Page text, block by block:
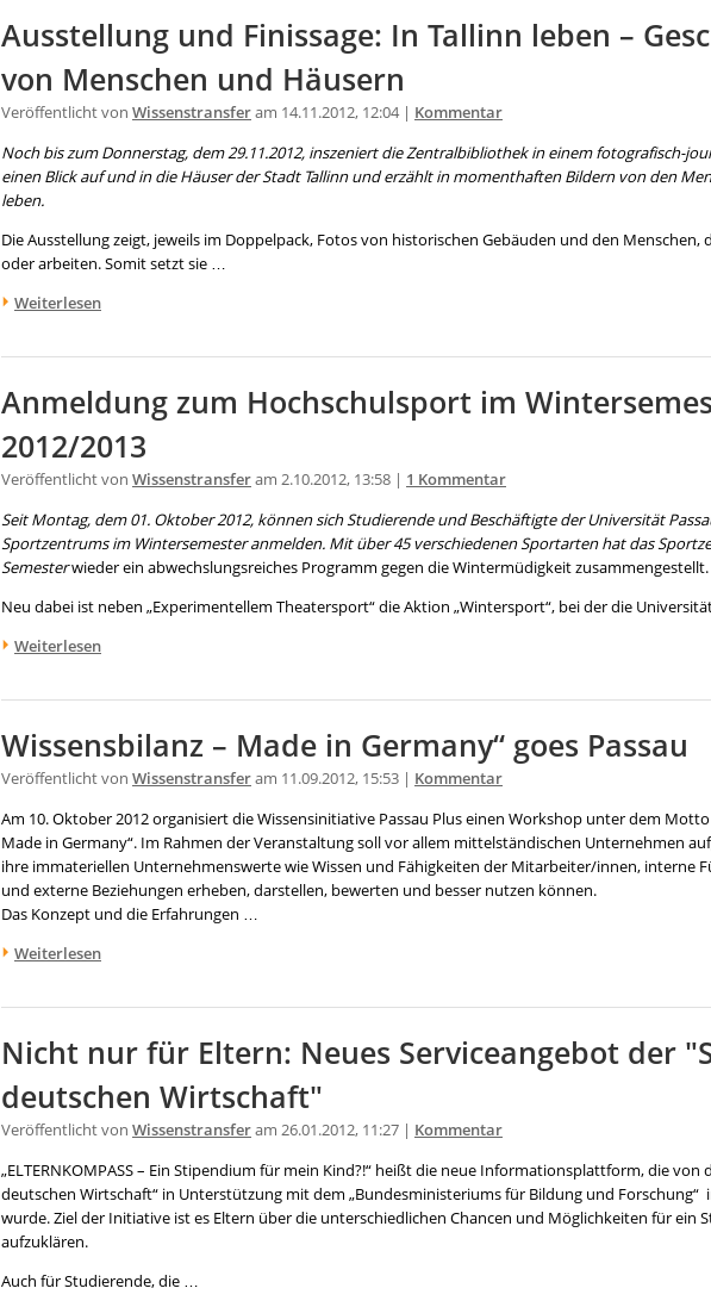
Ausstellung und Finissage: In Tallinn leben –
von Menschen und Häusern
Veröffentlicht von Wissenstransferam 14.11.2012, 12:04 | Kommentar
Noch bis zum Donnerstag, dem 29.11.2012, inszeniert die Zentralbibliothek in einem fotografisch-
einen Blick auf und in die Häuser der Stadt Tallinn und erzählt in momenthaften Bildern von den
leben.
Die Ausstellung zeigt, jeweils im Doppelpack, Fotos von historischen Gebäuden und den Menschen,
oder arbeiten. Somit setzt sie …
Weiterlesen
Anmeldung zum Hochschulsport im
2012/2013
Veröffentlicht von Wissenstransferam 2.10.2012, 13:58 | 1 Kommentar
Seit Montag, dem 01. Oktober 2012, können sich Studierende und Beschäftigte der Universität
Sportzentrums im Wintersemester anmelden. Mit über 45 verschiedenen Sportarten hat das
Semesterwieder ein abwechslungsreiches Programm gegen die Wintermüdigkeit zusammengestellt.
Neu dabei ist neben „Experimentellem Theatersport“ die Aktion „Wintersport“, bei der die
Weiterlesen
Wissensbilanz – Made in Germany“ goes Passau
Veröffentlicht von Wissenstransferam 11.09.2012, 15:53 | Kommentar
Am 10. Oktober 2012 organisiert die Wissensinitiative Passau Plus einen Workshop unter dem Motto
Made in Germany“. Im Rahmen der Veranstaltung soll vor allem mittelständischen Unternehmen
ihre immateriellen Unternehmenswerte wie Wissen und Fähigkeiten der Mitarbeiter/innen, interne
und externe Beziehungen erheben, darstellen, bewerten und besser nutzen können.
Das Konzept und die Erfahrungen …
Weiterlesen
Nicht nur für Eltern: Neues Serviceangebot der
deutschen Wirtschaft"
Veröffentlicht von Wissenstransferam 26.01.2012, 11:27 | Kommentar
„ELTERNKOMPASS – Ein Stipendium für mein Kind?!“ heißt die neue Informationsplattform, die von
deutschen Wirtschaft“ in Unterstützung mit dem „Bundesministeriums für Bildung und Forschung“
wurde. Ziel der Initiative ist es Eltern über die unterschiedlichen Chancen und Möglichkeiten für ein
aufzuklären.
Auch für Studierende, die …